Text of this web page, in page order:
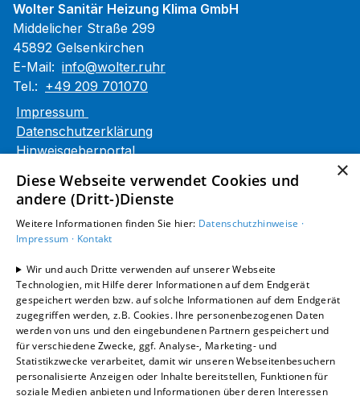
Wolter Sanitär Heizung Klima GmbH
Middelicher Straße 299
45892 Gelsenkirchen
E-Mail: info@wolter.ruhr
Tel.: +49 209 701070
Impressum
Datenschutzerklärung
Hinweisgeberportal
Unsere Bereiche
Privatkunden
Gewerbekunden
Karriere
Unternehmen
Kontakt
×
Diese Webseite verwendet Cookies und
andere (Dritt-)Dienste
Weitere Informationen finden Sie hier: Datenschutzhinweise ·
Impressum · Kontakt
Wir und auch Dritte verwenden auf unserer Webseite
Technologien, mit Hilfe derer Informationen auf dem Endgerät
gespeichert werden bzw. auf solche Informationen auf dem Endgerät
zugegriffen werden, z.B. Cookies. Ihre personenbezogenen Daten
werden von uns und den eingebundenen Partnern gespeichert und
für verschiedene Zwecke, ggf. Analyse-, Marketing- und
Statistikzwecke verarbeitet, damit wir unseren Webseitenbesuchern
personalisierte Anzeigen oder Inhalte bereitstellen, Funktionen für
soziale Medien anbieten und Informationen über deren Interessen